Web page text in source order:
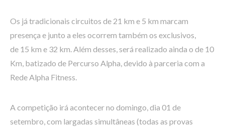
Os já tradicionais circuitos de 21 km e 5 km marcam
presença e junto a eles ocorrem também os exclusivos,
de 15 km e 32 km. Além desses, será realizado ainda o de 10
Km, batizado de Percurso Alpha, devido à parceria com a
Rede Alpha Fitness.
A competição irá acontecer no domingo, dia 01 de
setembro, com largadas simultâneas (todas as provas